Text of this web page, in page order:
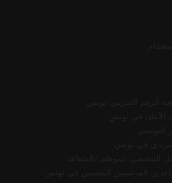
الرقم الضريبي تونس
في تونس
التونسي
في تونس
الشخصي للموظف/المتقاعد
الفرنسيين المقيمين في تونس